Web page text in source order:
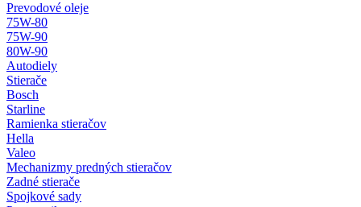
Prevodové oleje
75W-80
75W-90
80W-90
Autodiely
Stierače
Bosch
Starline
Ramienka stieračov
Hella
Valeo
Mechanizmy predných stieračov
Zadné stierače
Spojkové sady